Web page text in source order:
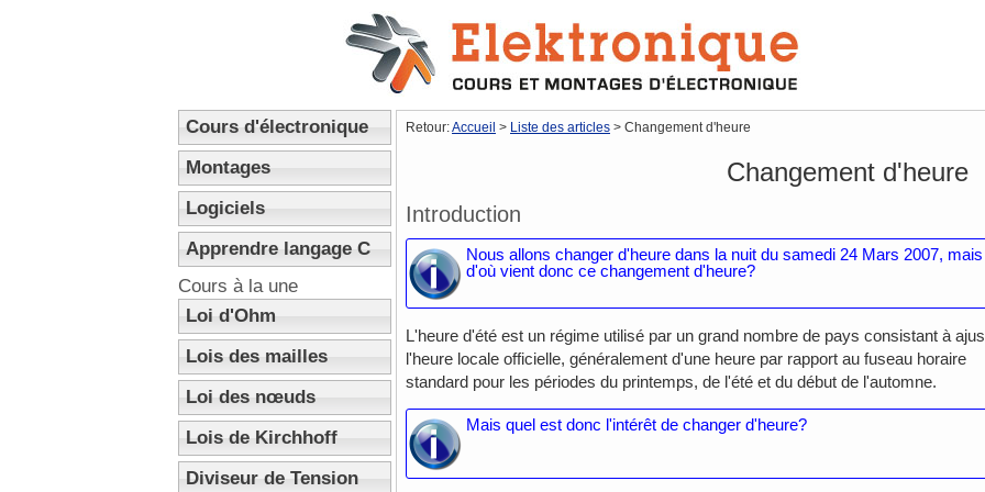
Cours d'électronique
Montages
Logiciels
Apprendre langage C
Cours à la une
Loi d'Ohm
Lois des mailles
Loi des nœuds
Lois de Kirchhoff
Diviseur de Tension
Retour:Accueil > Liste des articles > Changement d'heure
Changement d'heure
Introduction
Nous allons changer d'heure dans la nuit du samedi 24 Mars 2007, mais
d'où vient donc ce changement d'heure?
L'heure d'été est un régime utilisé par un grand nombre de pays consistant à
l'heure locale officielle, généralement d'une heure par rapport au fuseau horaire
standard pour les périodes du printemps, de l'été et du début de l'automne.
Mais quel est donc l'intérêt de changer d'heure?